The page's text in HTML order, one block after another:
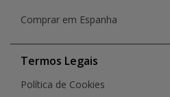
Comprar em Espanha
Termos Legais
Política de Cookies